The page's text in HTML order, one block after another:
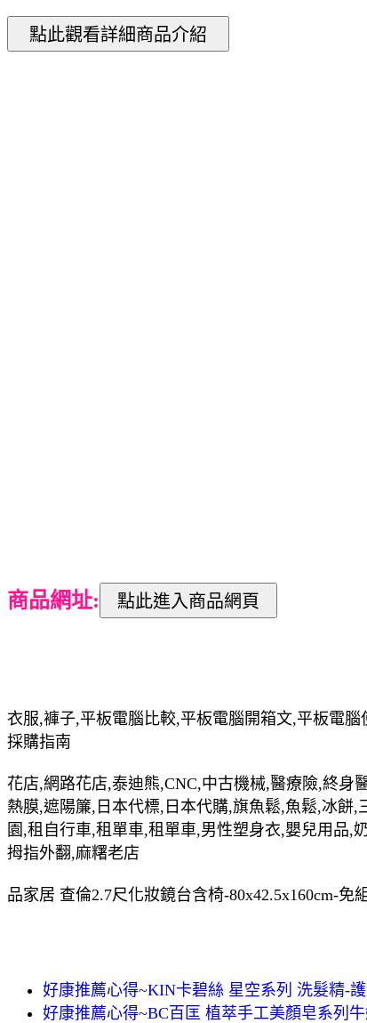
商品網址:
衣服,褲子,平板電腦比較,平板電腦開箱文,平板電
採購指南
花店,網路花店,泰迪熊,CNC,中古機械,醫療險,終身
熱膜,遮陽簾,日本代標,日本代購,旗魚鬆,魚鬆,冰餅
園,租自行車,租單車,租單車,男性塑身衣,嬰兒用品,
拇指外翻,麻糬老店
品家居 查倫2.7尺化妝鏡台含椅-80x42.5x160cm-
好康推薦心得~KIN卡碧絲 星空系列 洗髮精-
好康推薦心得~BC百匡 植萃手工美顏皂系列